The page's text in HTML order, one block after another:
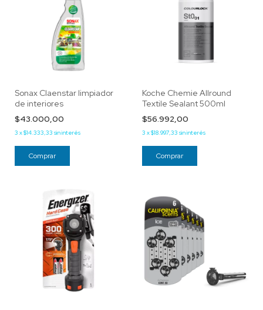
Sonax Claenstar limpiador
de interiores
$43.000,00
3 x$14.333,33 sin interés
Koche Chemie Allround
Textile Sealant 500ml
$56.992,00
3 x$18.997,33 sin interés